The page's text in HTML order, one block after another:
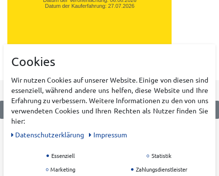
Datum der Kauferfahrung: 27.07.2026
Karriere
Cookies
Wir nutzen Cookies auf unserer Website. Einige von diesen sind
essenziell, während andere uns helfen, diese Website und Ihre
Erfahrung zu verbessern. Weitere Informationen zu den von uns
verwendeten Cookies und Ihren Rechten als Nutzer finden Sie
hier:
Daten­schutz­erklärung
Impressum
Essenziell
Statistik
Marketing
Zahlungsdienstleister